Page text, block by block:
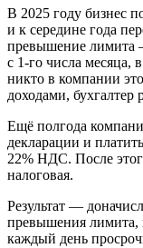
В 2025 году бизнес
и к середине года
превышение лимита
с 1-го числа
никто в компании
доходами, бухгалтер
Ещё полгода
декларации и
22% НДС. После
налоговая.
Результат —
превышения лимита,
каждый день